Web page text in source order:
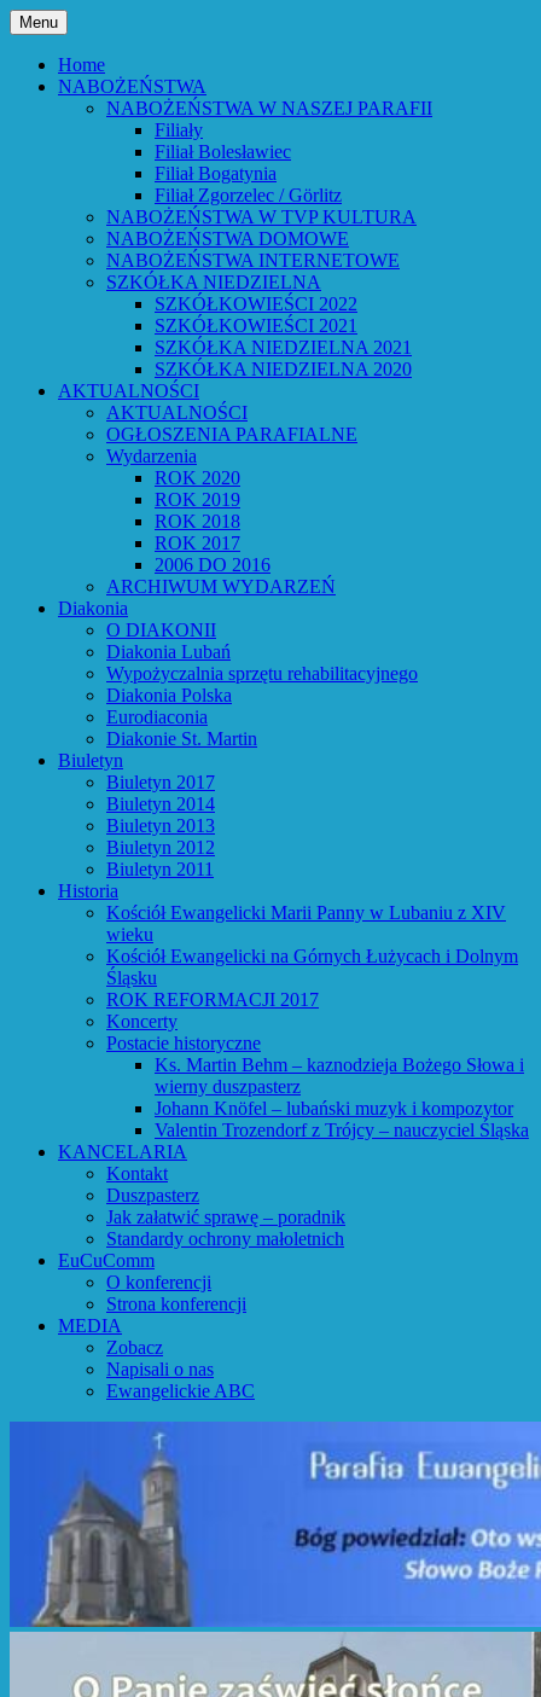
Przejdź
do
treściParafia Ewangelicko-
Augsburska w Lubaniu
czynię – Obj 21,5 – Słowo Boże Roku
Pańskiego 2026
Menu
Home
NABOŻEŃSTWA
NABOŻEŃSTWA W NASZEJ PARAFII
Filiały
Filiał Bolesławiec
Filiał Bogatynia
Filiał Zgorzelec / Görlitz
NABOŻEŃSTWA W TVP KULTURA
NABOŻEŃSTWA DOMOWE
NABOŻEŃSTWA INTERNETOWE
SZKÓŁKA NIEDZIELNA
SZKÓŁKOWIEŚCI 2022
SZKÓŁKOWIEŚCI 2021
SZKÓŁKA NIEDZIELNA 2021
SZKÓŁKA NIEDZIELNA 2020
AKTUALNOŚCI
AKTUALNOŚCI
OGŁOSZENIA PARAFIALNE
Wydarzenia
ROK 2020
ROK 2019
ROK 2018
ROK 2017
2006 DO 2016
ARCHIWUM WYDARZEŃ
Diakonia
O DIAKONII
Diakonia Lubań
Wypożyczalnia sprzętu rehabilitacyjnego
Diakonia Polska
Eurodiaconia
Diakonie St. Martin
Biuletyn
Biuletyn 2017
Biuletyn 2014
Biuletyn 2013
Biuletyn 2012
Biuletyn 2011
Historia
Kościół Ewangelicki Marii Panny w Lubaniu z XIV
wieku
Kościół Ewangelicki na Górnych Łużycach i Dolnym
Śląsku
ROK REFORMACJI 2017
Koncerty
Postacie historyczne
Ks. Martin Behm – kaznodzieja Bożego Słowa i
wierny duszpasterz
Johann Knöfel – lubański muzyk i kompozytor
Valentin Trozendorf z Trójcy – nauczyciel Śląska
KANCELARIA
Kontakt
Duszpasterz
Jak załatwić sprawę – poradnik
Standardy ochrony małoletnich
EuCuComm
O konferencji
Strona konferencji
MEDIA
Zobacz
Napisali o nas
Ewangelickie ABC